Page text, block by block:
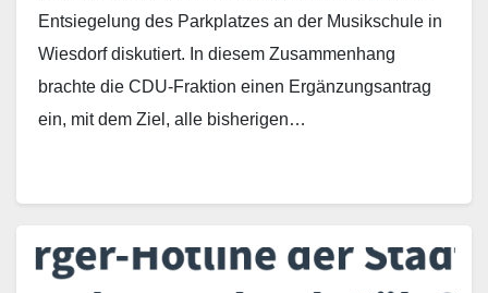
Entsiegelung des Parkplatzes an der Musikschule in
Wiesdorf diskutiert. In diesem Zusammenhang
brachte die CDU-Fraktion einen Ergänzungsantrag
ein, mit dem Ziel, alle bisherigen…